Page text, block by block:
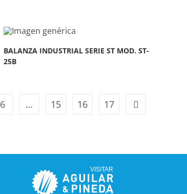
BALANZA INDUSTRIAL SERIE ST MOD. ST-
25B
6 … 15 16 17
VISITAR